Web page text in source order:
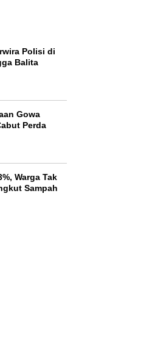
Polisi di
Balita
Gowa
Perda
Warga Tak
Sampah